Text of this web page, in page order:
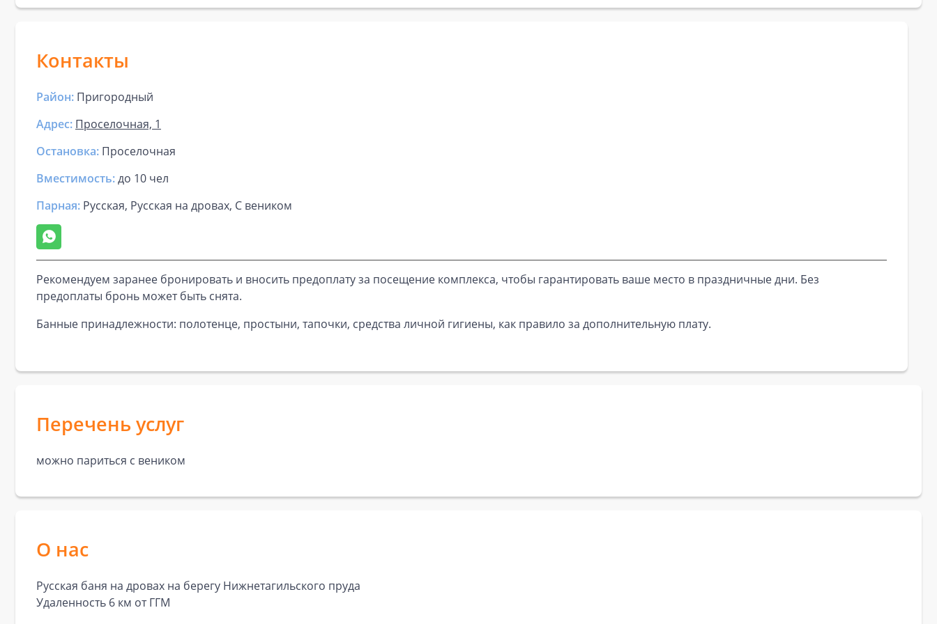
Контакты
Район: Пригородный
Адрес: Проселочная, 1
Остановка: Проселочная
Вместимость:до 10 чел
Парная: Русская, Русская на дровах, С веником
Рекомендуем заранее бронировать и вносить предоплату за посещение комплекса, чтобы гарантировать ваше место в праздничные дни. Без
предоплаты бронь может быть снята.
Банные принадлежности: полотенце, простыни, тапочки, средства личной гигиены, как правило за дополнительную плату.
Перечень услуг
можно париться с веником
О нас
Русская баня на дровах на берегу Нижнетагильского пруда
Удаленность 6 км от ГГМ